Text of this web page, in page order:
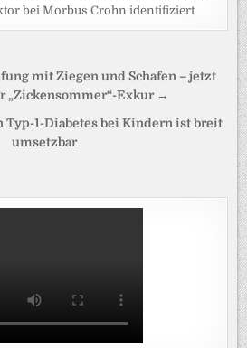
bei Morbus Crohn identifiziert
mit Ziegen und Schafen – jetzt
„Zickensommer“-Exkur →
1-Diabetes bei Kindern ist breit
umsetzbar